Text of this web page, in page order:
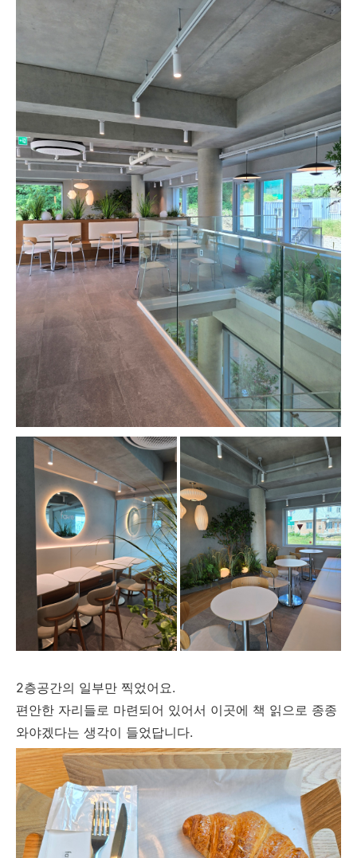
2층공간의 일부만 찍었어요.
편안한 자리들로 마련되어 있어서 이곳에 책 읽으로 종종
와야겠다는 생각이 들었답니다.